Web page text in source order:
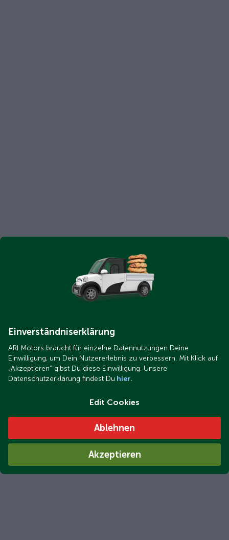
Einverständniserklärung
ARI Motors braucht für einzelne Datennutzungen Deine
Einwilligung, um Dein Nutzererlebnis zu verbessern. Mit Klick auf
„Akzeptieren“ gibst Du diese Einwilligung. Unsere
Datenschutzerklärung findest Du hier.
Edit Cookies
Ablehnen
Akzeptieren